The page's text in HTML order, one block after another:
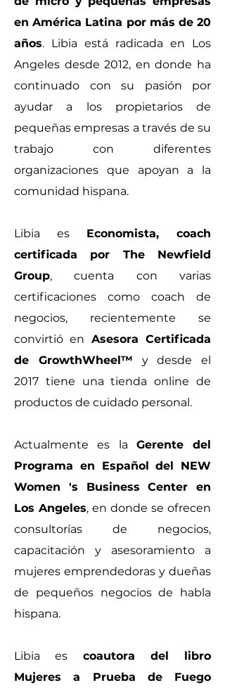
en América Latina por más de 20
años. Libia está radicada en Los
Angeles desde 2012, en donde ha
continuado con su pasión por
ayudar a los propietarios de
pequeñas empresas a través de su
trabajo con diferentes
organizaciones que apoyan a la
comunidad hispana.
Libia es Economista, coach
certificada por The Newfield
Group, cuenta con varias
certificaciones como coach de
negocios, recientemente se
convirtió en Asesora Certificada
de GrowthWheel™ y desde el
2017 tiene una tienda online de
productos de cuidado personal.
Actualmente es la Gerente del
Programa en Español del NEW
Women 's Business Center en
Los Angeles, en donde se ofrecen
consultorías de negocios,
capacitación y asesoramiento a
mujeres emprendedoras y dueñas
de pequeños negocios de habla
hispana.
Libia es coautora del libro
Mujeres a Prueba de Fuego